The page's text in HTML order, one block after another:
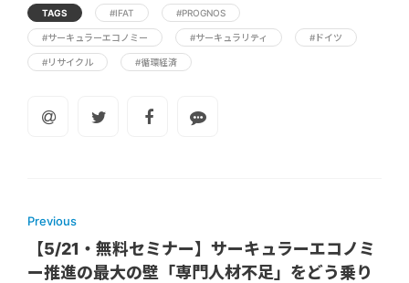
TAGS #IFAT #PROGNOS
#サーキュラーエコノミー #サーキュラリティ #ドイツ
#リサイクル #循環経済
Previous
【5/21・無料セミナー】サーキュラーエコノミ
ー推進の最大の壁「専門人材不足」をどう乗り